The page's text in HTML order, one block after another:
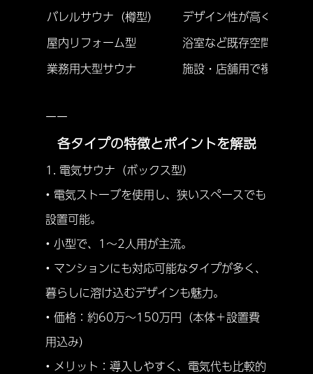
バレルサウナ（樽型）
デザイン性が高く、熱効
屋内リフォーム型
浴室など既存空間を改造
業務用大型サウナ
施設・店舗用で複数人同
ーー
各タイプの特徴とポイントを解説
1. 電気サウナ（ボックス型）
• 電気ストーブを使用し、狭いスペースでも
設置可能。
• 小型で、1〜2人用が主流。
• マンションにも対応可能なタイプが多く、
暮らしに溶け込むデザインも魅力。
• 価格：約60万〜150万円（本体＋設置費
用込み）
• メリット：導入しやすく、電気代も比較的